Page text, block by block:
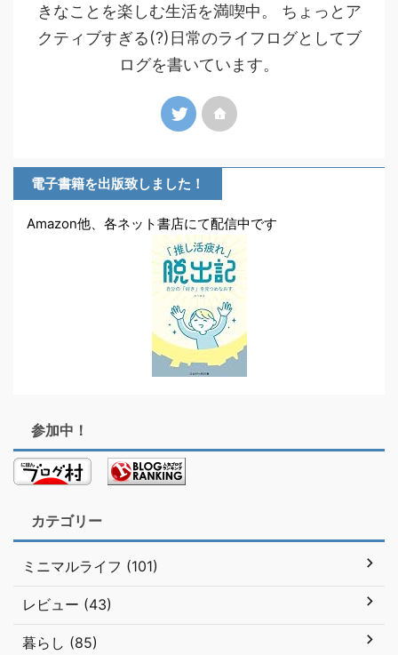
きなことを楽しむ生活を満喫中。 ちょっとア
クティブすぎる(?)日常のライフログとしてブ
ログを書いています。
電子書籍を出版致しました！
Amazon他、各ネット書店にて配信中です
参加中！
カテゴリー
ミニマルライフ (101)
レビュー (43)
暮らし (85)